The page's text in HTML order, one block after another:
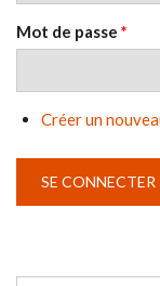
Mot de passe *
Créer un